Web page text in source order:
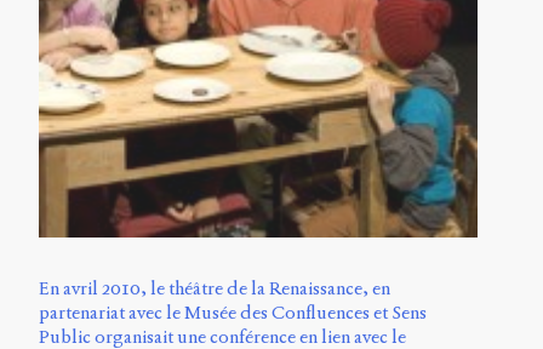
En avril 2010, le théâtre de la Renaissance, en
partenariat avec le Musée des Confluences et Sens
Public organisait une conférence en lien avec le